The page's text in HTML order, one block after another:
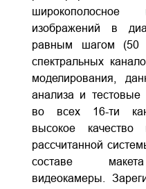
изображений в
равным шагом
спектральных
моделирования,
анализа и тестовые
во всех 16-ти
высокое качество
рассчитанной
составе макета
видеокамеры.